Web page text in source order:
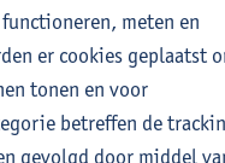
en
meten en
er cookies geplaatst
tonen en voor
betreffen de
gevolgd door middel